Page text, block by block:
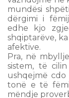
mundësi
dërgimi i
edhe kjo
shqiptarëve,
afektive.
Pra, në
sistem, të
ushqejmë
tonë e të
mëndje